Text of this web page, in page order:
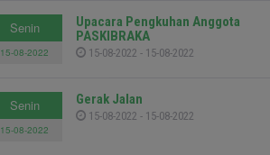
Senin
15-08-2022
Upacara Pengkuhan Anggota
PASKIBRAKA
15-08-2022 - 15-08-2022
Senin
15-08-2022
Gerak Jalan
15-08-2022 - 15-08-2022